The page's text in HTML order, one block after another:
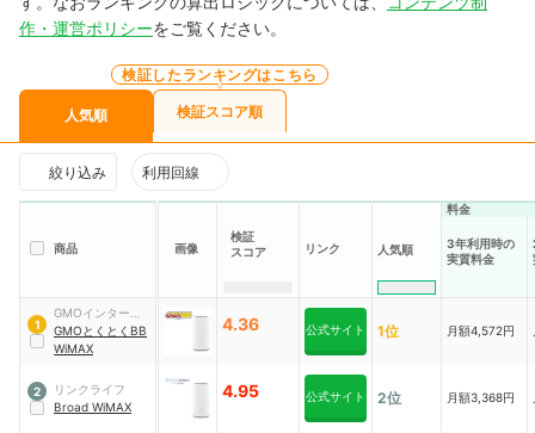
作・運営ポリシーをご覧ください。
人気順
検証したランキングはこちら
検証スコア順
絞り込み 利用回線
商品 画像
検証
スコア
リンク 人気順
料金
3年利用時の
実質料金
1
GMOインターネ
ット
GMOとくとくBB
WiMAX
4.36 公式サイト 1位 月額4,572円
2
リンクライフ
Broad WiMAX
4.95 公式サイト 2位 月額3,368円